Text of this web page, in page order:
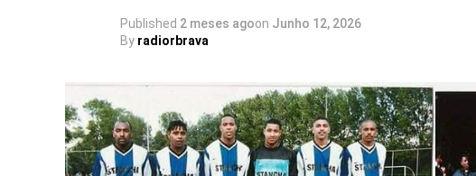
Published 2 meses agoon Junho 12, 2026
By radiorbrava